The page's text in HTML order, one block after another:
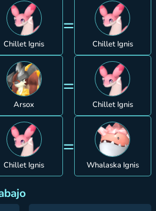
Chillet Ignis
=
Chillet Ignis
Arsox
=
Chillet Ignis
Chillet Ignis
=
Whalaska Ignis